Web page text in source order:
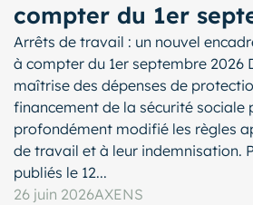
compter du 1er
Arrêts de travail : un nouvel
à compter du 1er septembre 2026
maîtrise des dépenses de
financement de la sécurité sociale
profondément modifié les règles
de travail et à leur indemnisation.
publiés le 12...
26 juin 2026AXENS